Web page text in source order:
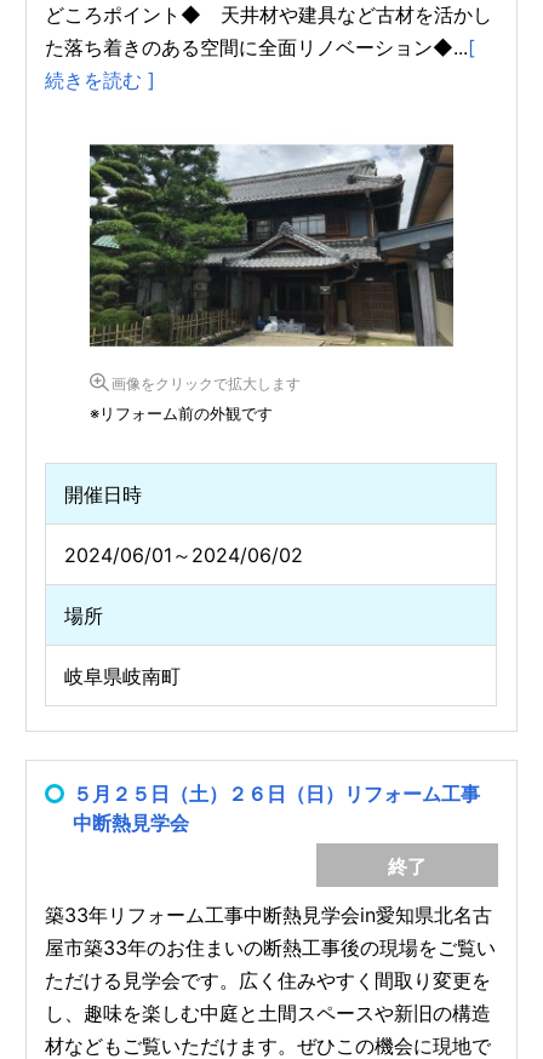
どころポイント◆ 天井材や建具など古材を活かし
た落ち着きのある空間に全面リノベーション◆...[
続きを読む ]
画像をクリックで拡大します
※リフォーム前の外観です
開催日時
2024/06/01～2024/06/02
場所
岐阜県岐南町
５月２５日（土）２６日（日）リフォーム工事
中断熱見学会
終了
築33年リフォーム工事中断熱見学会in愛知県北名古
屋市築33年のお住まいの断熱工事後の現場をご覧い
ただける見学会です。広く住みやすく間取り変更を
し、趣味を楽しむ中庭と土間スペースや新旧の構造
材などもご覧いただけます。ぜひこの機会に現地で